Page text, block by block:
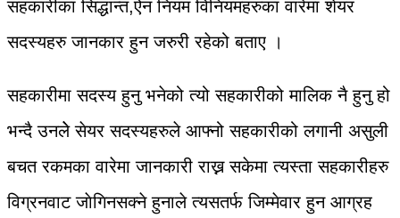
सहकारीका सिद्धान्त,ऐन नियम विनियमहरुका वारेमा शेयर
सदस्यहरु जानकार हुन जरुरी रहेको बताए ।
सहकारीमा सदस्य हुनु भनेको त्यो सहकारीको मालिक नै हुनु हो
भन्दै उनलेे सेयर सदस्यहरुले आफ्नो सहकारीको लगानी असुली
बचत रकमका वारेमा जानकारी राख्न सकेमा त्यस्ता सहकारीहरु
विग्रनवाट जाेगिनसक्ने हुनाले त्यसतर्फ जिम्मेवार हुन आग्रह